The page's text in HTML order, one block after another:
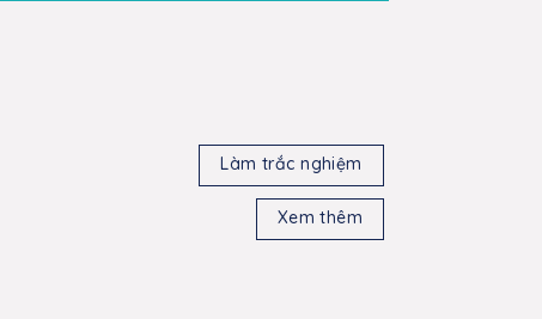
Làm trắc nghiệm
Xem thêm